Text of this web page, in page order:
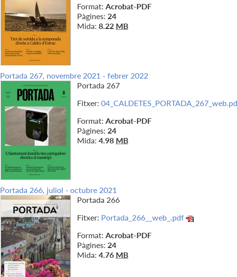
Format: Acrobat-PDF
Pàgines: 24
Mida: 8.22 MB
Portada 267, novembre 2021 - febrer 2022
Portada 267
Fitxer:
Format: Acrobat-PDF
Pàgines: 24
Mida: 4.98 MB
Portada 266, juliol - octubre 2021
Portada 266
Fitxer: Portada_266__web_.pdf
Format: Acrobat-PDF
Pàgines: 24
Mida: 4.76 MB